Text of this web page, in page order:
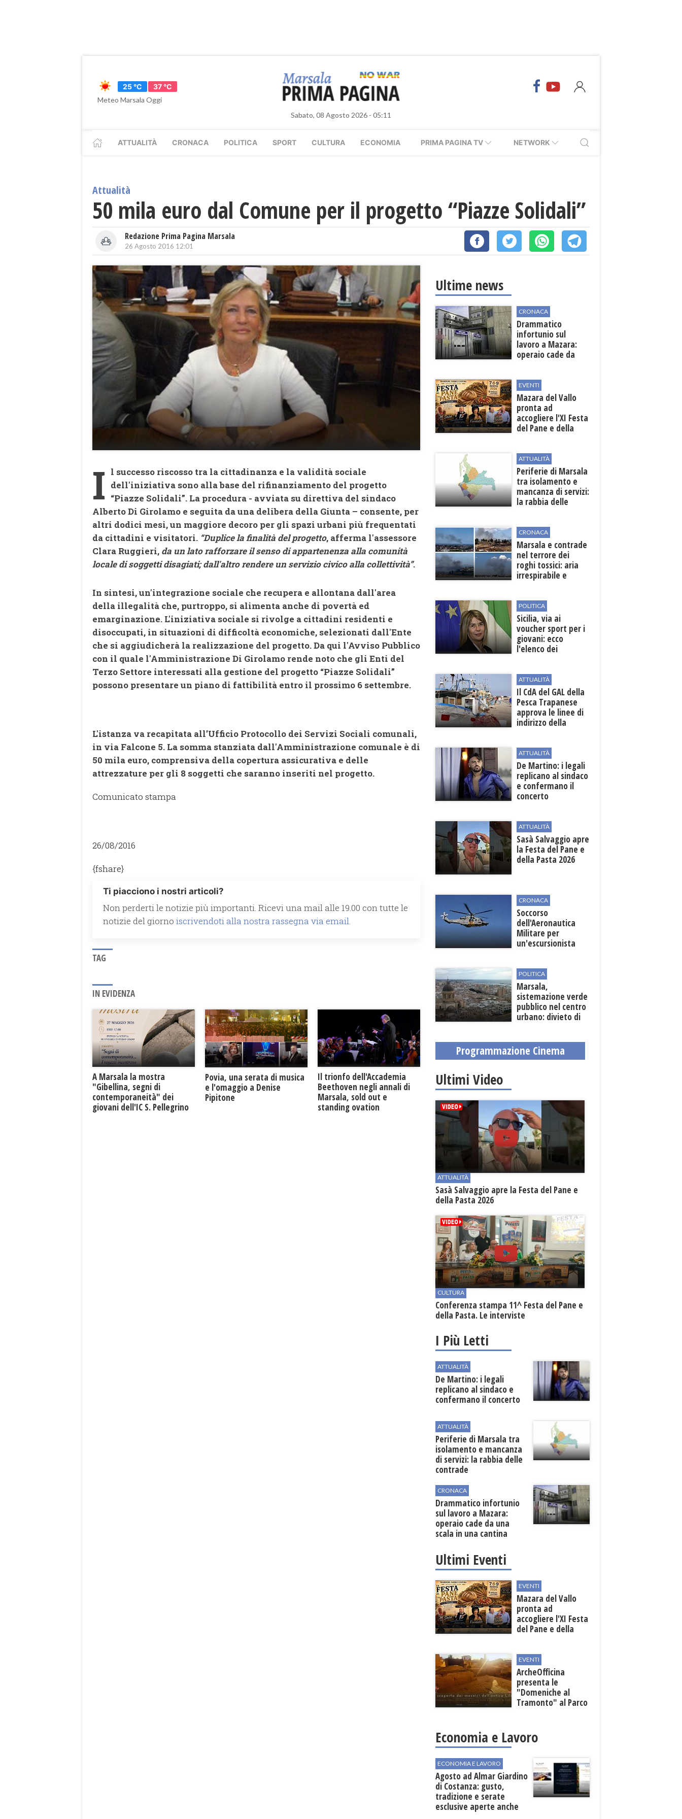
25 °C
37 °C
Meteo Marsala Oggi
Sabato, 08 Agosto 2026 - 05:11
ATTUALITÀ CRONACA POLITICA SPORT CULTURA ECONOMIA PRIMA PAGINA TV NETWORK
Attualità
50 mila euro dal Comune per il progetto “Piazze Solidali”
Redazione Prima Pagina Marsala
26 Agosto 2016 12:01
I l successo riscosso tra la cittadinanza e la validità sociale
dell'iniziativa sono alla base del rifinanziamento del progetto
“Piazze Solidali”. La procedura - avviata su direttiva del sindaco
Alberto Di Girolamo e seguita da una delibera della Giunta – consente, per
altri dodici mesi, un maggiore decoro per gli spazi urbani più frequentati
da cittadini e visitatori. “Duplice la finalità del progetto, afferma l'assessore
Clara Ruggieri, da un lato rafforzare il senso di appartenenza alla comunità
locale di soggetti disagiati; dall'altro rendere un servizio civico alla collettività”.
In sintesi, un'integrazione sociale che recupera e allontana dall'area
della illegalità che, purtroppo, si alimenta anche di povertà ed
emarginazione. L'iniziativa sociale si rivolge a cittadini residenti e
disoccupati, in situazioni di difficoltà economiche, selezionati dall'Ente
che si aggiudicherà la realizzazione del progetto. Da qui l'Avviso Pubblico
con il quale l'Amministrazione Di Girolamo rende noto che gli Enti del
Terzo Settore interessati alla gestione del progetto “Piazze Solidali”
possono presentare un piano di fattibilità entro il prossimo 6 settembre.
L'istanza va recapitata all’Ufficio Protocollo dei Servizi Sociali comunali,
in via Falcone 5. La somma stanziata dall'Amministrazione comunale è di
50 mila euro, comprensiva della copertura assicurativa e delle
attrezzature per gli 8 soggetti che saranno inseriti nel progetto.
Comunicato stampa
26/08/2016
{fshare}
Ti piacciono i nostri articoli?
Non perderti le notizie più importanti. Ricevi una mail alle 19.00 con tutte le
notizie del giorno iscrivendoti alla nostra rassegna via email.
TAG
IN EVIDENZA
A Marsala la mostra
"Gibellina, segni di
contemporaneità" dei
giovani dell'IC S. Pellegrino
Povia, una serata di musica
e l'omaggio a Denise
Pipitone
Il trionfo dell'Accademia
Beethoven negli annali di
Marsala, sold out e
standing ovation
Ultime news
CRONACA
Drammatico
infortunio sul
lavoro a Mazara:
operaio cade da
EVENTI
Mazara del Vallo
pronta ad
accogliere l'XI Festa
del Pane e della
ATTUALITÀ
Periferie di Marsala
tra isolamento e
mancanza di servizi:
la rabbia delle
CRONACA
Marsala e contrade
nel terrore dei
roghi tossici: aria
irrespirabile e
POLITICA
Sicilia, via ai
voucher sport per i
giovani: ecco
l'elenco dei
ATTUALITÀ
Il CdA del GAL della
Pesca Trapanese
approva le linee di
indirizzo della
sviluppo
ATTUALITÀ
De Martino: i legali
replicano al sindaco
e confermano il
concerto
ATTUALITÀ
Sasà Salvaggio apre
la Festa del Pane e
della Pasta 2026
CRONACA
Soccorso
dell'Aeronautica
Militare per
un'escursionista
POLITICA
Marsala,
sistemazione verde
pubblico nel centro
urbano: divieto di
Programmazione Cinema
Ultimi Video
ATTUALITÀ
Sasà Salvaggio apre la Festa del Pane e
della Pasta 2026
CULTURA
Conferenza stampa 11^ Festa del Pane e
della Pasta. Le interviste
I Più Letti
ATTUALITÀ
De Martino: i legali
replicano al sindaco e
confermano il concerto
ATTUALITÀ
Periferie di Marsala tra
isolamento e mancanza
di servizi: la rabbia delle
contrade
CRONACA
Drammatico infortunio
sul lavoro a Mazara:
operaio cade da una
scala in una cantina
Ultimi Eventi
EVENTI
Mazara del Vallo
pronta ad
accogliere l'XI Festa
del Pane e della
EVENTI
ArcheOfficina
presenta le
"Domeniche al
Tramonto" al Parco
Economia e Lavoro
ECONOMIA E LAVORO
Agosto ad Almar Giardino
di Costanza: gusto,
tradizione e serate
esclusive aperte anche